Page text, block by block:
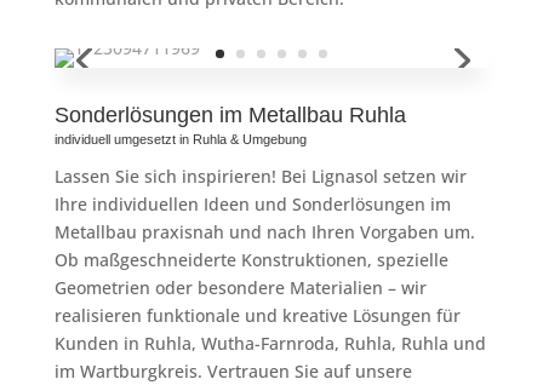
Sonderlösungen im Metallbau Ruhla
individuell umgesetzt in Ruhla & Umgebung
Lassen Sie sich inspirieren! Bei Lignasol setzen wir
Ihre individuellen Ideen und Sonderlösungen im
Metallbau praxisnah und nach Ihren Vorgaben um.
Ob maßgeschneiderte Konstruktionen, spezielle
Geometrien oder besondere Materialien – wir
realisieren funktionale und kreative Lösungen für
Kunden in Ruhla, Wutha-Farnroda, Ruhla, Ruhla und
im Wartburgkreis. Vertrauen Sie auf unsere